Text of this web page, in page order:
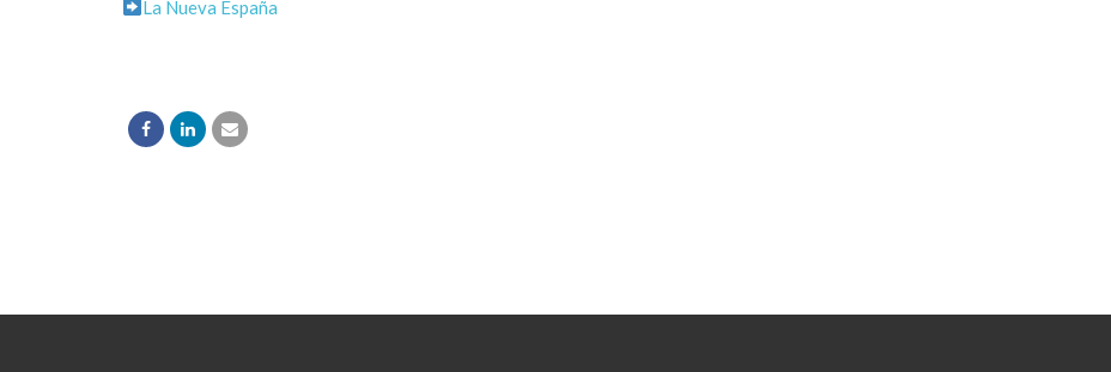
La Nueva España